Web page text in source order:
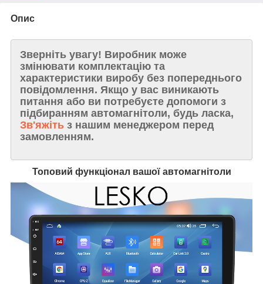
Опис
Зверніть увагу! Виробник може
змінювати комплектацію та
характеристики виробу без попереднього
повідомлення. Якщо у вас виникають
питання або ви потребуєте допомоги з
підбиранням автомагнітоли, будь ласка,
Зв'яжіть з нашим менеджером перед
замовленням.
Топовий функціонал вашої автомагнітоли